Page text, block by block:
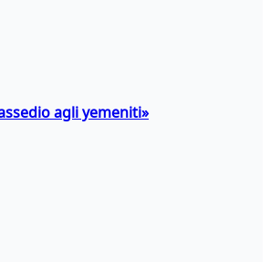
agli yemeniti»